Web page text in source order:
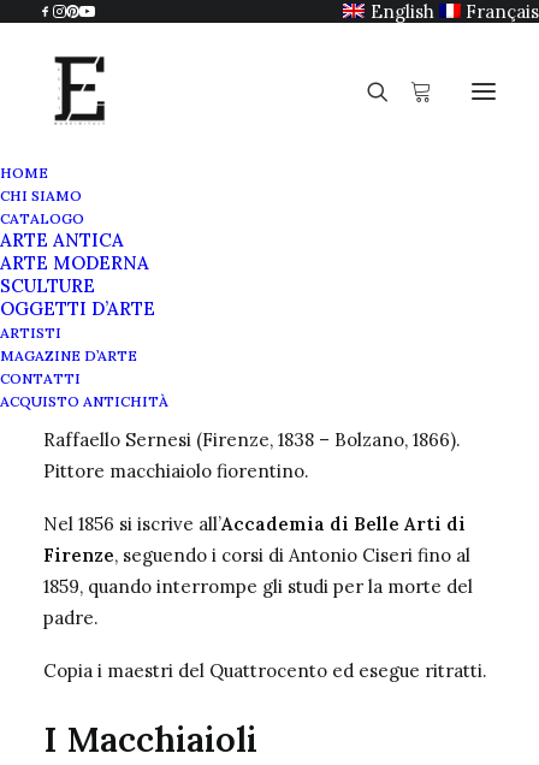
English Français
HOME
CHI SIAMO
CATALOGO
ARTE ANTICA
ARTE MODERNA
SCULTURE
OGGETTI D’ARTE
ARTISTI
MAGAZINE D’ARTE
CONTATTI
ACQUISTO ANTICHITÀ
Raffaello Sernesi
Raffaello Sernesi (Firenze, 1838 – Bolzano, 1866).
Pittore macchiaiolo fiorentino.
Nel 1856 si iscrive all’Accademia di Belle Arti di
Firenze, seguendo i corsi di Antonio Ciseri fino al
1859, quando interrompe gli studi per la morte del
padre.
Copia i maestri del Quattrocento ed esegue ritratti.
I Macchiaioli